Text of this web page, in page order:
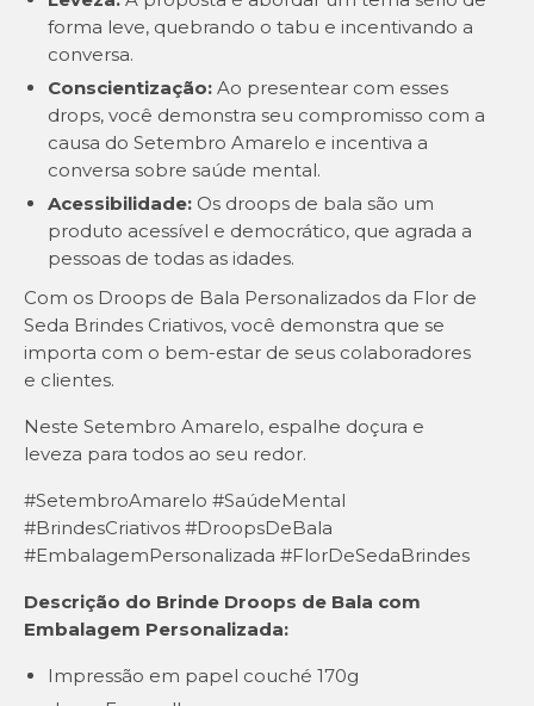
forma leve, quebrando o tabu e incentivando a
conversa.
Conscientização: Ao presentear com esses
drops, você demonstra seu compromisso com a
causa do Setembro Amarelo e incentiva a
conversa sobre saúde mental.
Acessibilidade: Os droops de bala são um
produto acessível e democrático, que agrada a
pessoas de todas as idades.
Com os Droops de Bala Personalizados da Flor de
Seda Brindes Criativos, você demonstra que se
importa com o bem-estar de seus colaboradores
e clientes.
Neste Setembro Amarelo, espalhe doçura e
leveza para todos ao seu redor.
#SetembroAmarelo #SaúdeMental
#BrindesCriativos #DroopsDeBala
#EmbalagemPersonalizada #FlorDeSedaBrindes
Descrição do Brinde Droops de Bala com
Embalagem Personalizada:
Impressão em papel couché 170g